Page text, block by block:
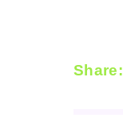
Share: